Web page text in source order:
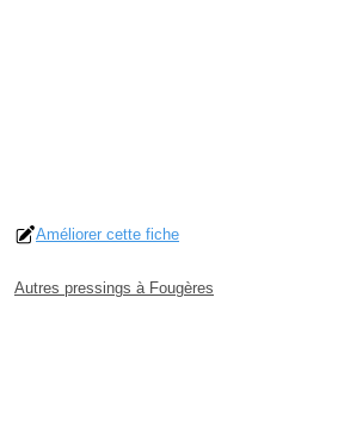
Améliorer cette fiche
Autres pressings à Fougères